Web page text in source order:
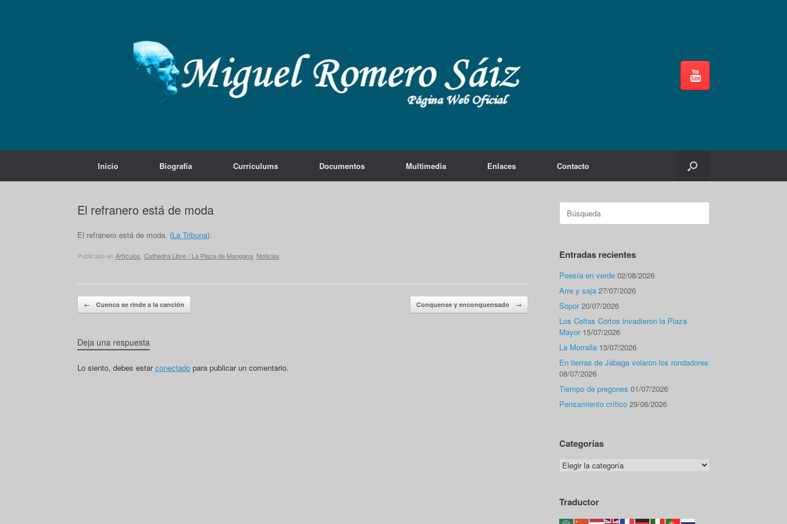
Inicio Biografía Curriculums Documentos Multimedia Enlaces Contacto
El refranero está de moda
El refranero está de moda. (La Tribuna).
Publicado en Artículos Cathedra Libre / La Plaza de Mangana Noticias
Navegador de artículos
← Cuenca se rinde a la canción Conquense y enconquensado →
Deja una respuesta
Lo siento, debes estarconectado para publicar un comentario.
Buscar:
Entradas recientes
Poesía en verde 02/08/2026
Arre y saja 27/07/2026
Sopor 20/07/2026
Los Celtas Cortos invadieron la Plaza
Mayor 15/07/2026
La Morralla 13/07/2026
En tierras de Jábaga volaron los rondadores
08/07/2026
Tiempo de pregones 01/07/2026
Pensamiento crítico 29/06/2026
Categorías
Categorías
Traductor